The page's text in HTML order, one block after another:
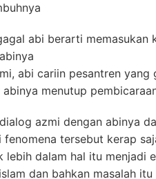
abi berarti
abi cariin pesantren
abinya menutup
azmi dengan abinya
fenomena tersebut kerap
lebih dalam hal itu menjadi
dan bahkan masalah